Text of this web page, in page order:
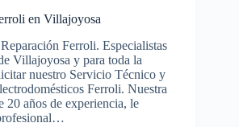
en Villajoyosa
Ferroli. Especialistas
Villajoyosa y para toda la
nuestro Servicio Técnico y
Ferroli. Nuestra
20 años de experiencia, le